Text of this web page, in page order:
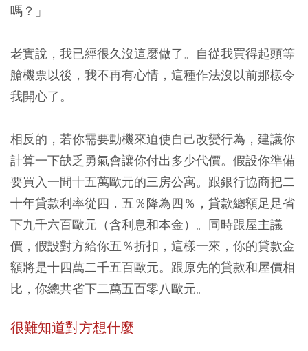
嗎？」
老實說，我已經很久沒這麼做了。自從我買得起頭等
艙機票以後，我不再有心情，這種作法沒以前那樣令
我開心了。
相反的，若你需要動機來迫使自己改變行為，建議你
計算一下缺乏勇氣會讓你付出多少代價。假設你準備
要買入一間十五萬歐元的三房公寓。跟銀行協商把二
十年貸款利率從四．五％降為四％，貸款總額足足省
下九千六百歐元（含利息和本金）。同時跟屋主議
價，假設對方給你五％折扣，這樣一來，你的貸款金
額將是十四萬二千五百歐元。跟原先的貸款和屋價相
比，你總共省下二萬五百零八歐元。
很難知道對方想什麼